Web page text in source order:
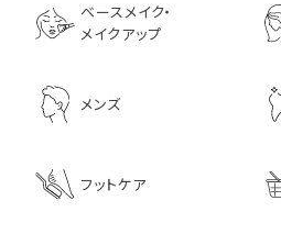
ベースメイク・
メイクアップ
メンズ
フットケア